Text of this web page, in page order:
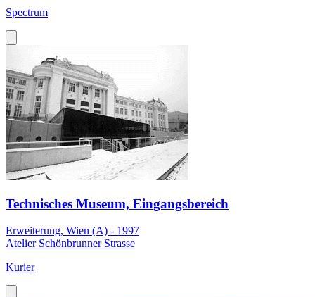
Spectrum
Technisches Museum, Eingangsbereich
Erweiterung, Wien (A) - 1997
Atelier Schönbrunner Strasse
Kurier